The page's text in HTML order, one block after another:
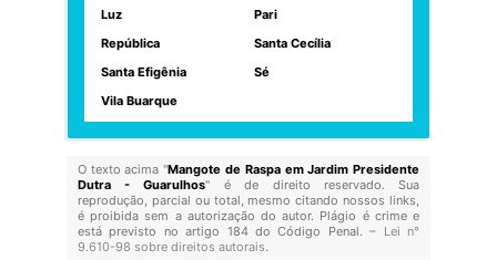
Luz
Pari
República
Santa Cecília
Santa Efigênia
Sé
Vila Buarque
O texto acima "Mangote de Raspa em Jardim Presidente
Dutra - Guarulhos" é de direito reservado. Sua
reprodução, parcial ou total, mesmo citando nossos links,
é proibida sem a autorização do autor. Plágio é crime e
está previsto no artigo 184 do Código Penal. – Lei n°
9.610-98 sobre direitos autorais.